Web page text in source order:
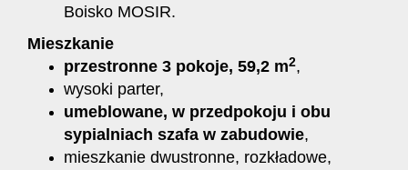
Boisko MOSIR.
Mieszkanie
przestronne 3 pokoje, 59,2 m2,
wysoki parter,
umeblowane, w przedpokoju i obu
sypialniach szafa w zabudowie,
mieszkanie dwustronne, rozkładowe,